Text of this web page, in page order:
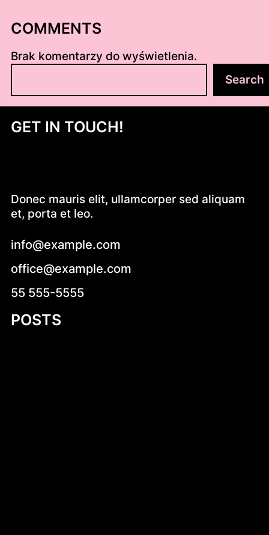
COMMENTS
Brak komentarzy do wyświetlenia.
u
a
Search
GET IN TOUCH!
Donec mauris elit, ullamcorper sed aliquam
et, porta et leo.
info@example.com
office@example.com
55 555-5555
POSTS